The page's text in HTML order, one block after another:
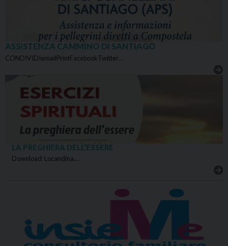
ASSISTENZA CAMMINO DI SANTIAGO
CONDIVIDIemailPrintFacebookTwitter…
LA PREGHIERA DELL’ESSERE
Download: Locandina…